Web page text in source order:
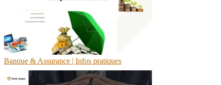
Banque & Assurance | Infos pratiques